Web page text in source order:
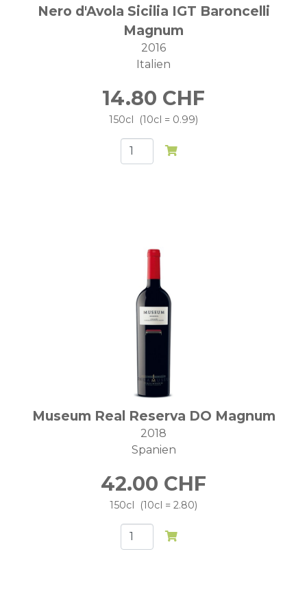
Nero d'Avola Sicilia IGT Baroncelli
Magnum
2016
Italien
14.80 CHF
150cl 10cl = 0.99
Museum Real Reserva DO Magnum
2018
Spanien
42.00 CHF
150cl 10cl = 2.80